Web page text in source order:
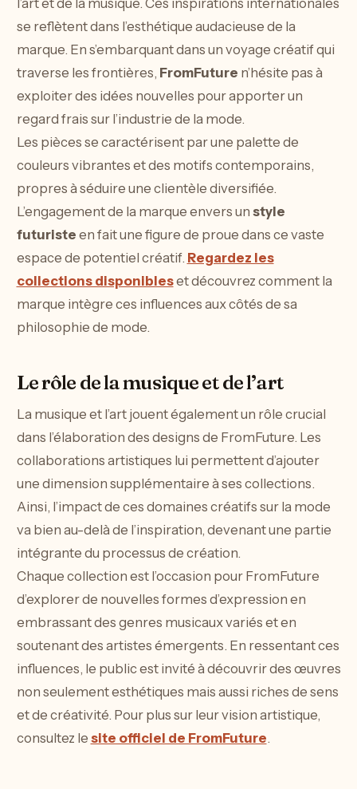
l’art et de la musique. Ces inspirations internationales
se reflètent dans l’esthétique audacieuse de la
marque. En s’embarquant dans un voyage créatif qui
traverse les frontières, FromFuture n’hésite pas à
exploiter des idées nouvelles pour apporter un
regard frais sur l’industrie de la mode.
Les pièces se caractérisent par une palette de
couleurs vibrantes et des motifs contemporains,
propres à séduire une clientèle diversifiée.
L’engagement de la marque envers un style
futuriste en fait une figure de proue dans ce vaste
espace de potentiel créatif. Regardez les
collections disponibleset découvrez comment la
marque intègre ces influences aux côtés de sa
philosophie de mode.
Le rôle de la musique et de l’art
La musique et l’art jouent également un rôle crucial
dans l’élaboration des designs de FromFuture. Les
collaborations artistiques lui permettent d’ajouter
une dimension supplémentaire à ses collections.
Ainsi, l’impact de ces domaines créatifs sur la mode
va bien au-delà de l’inspiration, devenant une partie
intégrante du processus de création.
Chaque collection est l’occasion pour FromFuture
d’explorer de nouvelles formes d’expression en
embrassant des genres musicaux variés et en
soutenant des artistes émergents. En ressentant ces
influences, le public est invité à découvrir des œuvres
non seulement esthétiques mais aussi riches de sens
et de créativité. Pour plus sur leur vision artistique,
consultez le site officiel de FromFuture.